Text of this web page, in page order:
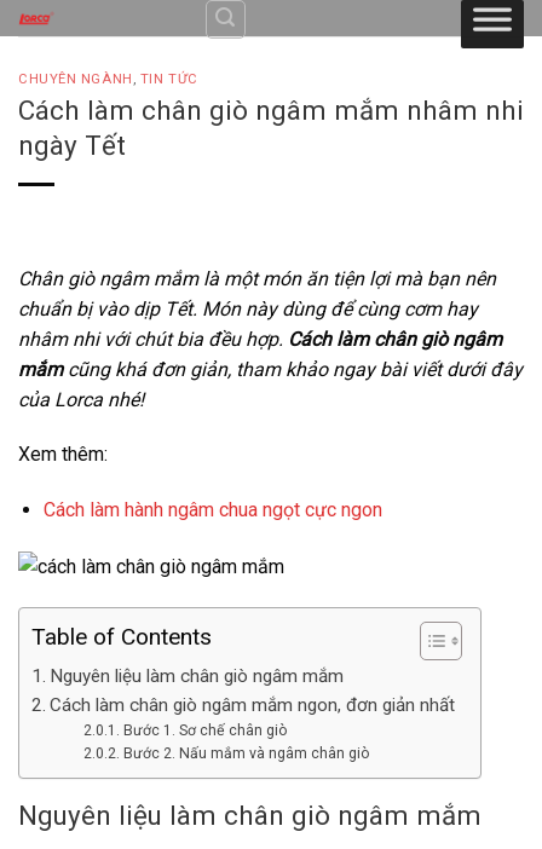
Skip
to
content
CHUYÊN NGÀNH , TIN TỨC
Cách làm chân giò ngâm mắm nhâm nhi
ngày Tết
Chân giò ngâm mắm là một món ăn tiện lợi mà bạn nên
chuẩn bị vào dịp Tết. Món này dùng để cùng cơm hay
nhâm nhi với chút bia đều hợp. Cách làm chân giò ngâm
mắmcũng khá đơn giản, tham khảo ngay bài viết dưới đây
của Lorca nhé!
Xem thêm:
Cách làm hành ngâm chua ngọt cực ngon
Table of Contents
Nguyên liệu làm chân giò ngâm mắm
Cách làm chân giò ngâm mắm ngon, đơn giản nhất
Bước 1. Sơ chế chân giò
Bước 2. Nấu mắm và ngâm chân giò
Nguyên liệu làm chân giò ngâm mắm